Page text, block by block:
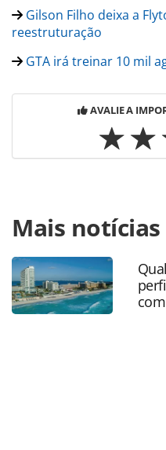
Gilson Filho deixa a
reestruturação
GTA irá treinar 10 mil
AVALIE A
https://
da-trend-comeca-em-sp-e-
executivos_161456.html
página. Todo o conteúdo
Editora é protegido pela
autoral. Não reproduza o
Mais notícias